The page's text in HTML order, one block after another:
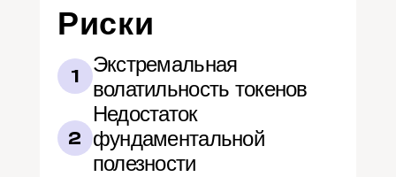
Риски
1
Экстремальная
волатильность токенов
2
Недостаток
фундаментальной
полезности